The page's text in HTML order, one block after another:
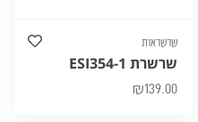
שרשראות
שרשרת ESI354-1
₪139.00